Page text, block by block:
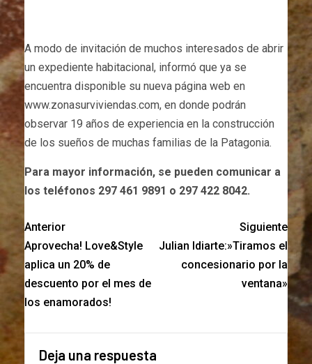
A modo de invitación de muchos interesados de abrir
un expediente habitacional, informó que ya se
encuentra disponible su nueva página web en
www.zonasurviviendas.com, en donde podrán
observar 19 años de experiencia en la construcción
de los sueños de muchas familias de la Patagonia.
Para mayor información, se pueden comunicar a
los teléfonos 297 461 9891 o 297 422 8042.
Anterior
Aprovecha! Love&Style
aplica un 20% de
descuento por el mes de
los enamorados!
Siguiente
Julian Idiarte:»Tiramos el
concesionario por la
ventana»
Deja una respuesta